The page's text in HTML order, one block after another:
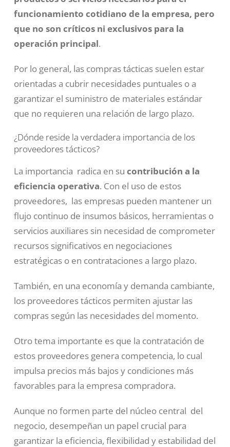
funcionamiento cotidiano de la empresa, pero
que no son críticos ni exclusivos para la
operación principal.
Por lo general, las compras tácticas suelen estar
orientadas a cubrir necesidades puntuales o a
garantizar el suministro de materiales estándar
que no requieren una relación de largo plazo.
¿Dónde reside la verdadera importancia de los
proveedores tácticos?
La importancia radica en su contribución a la
eficiencia operativa. Con el uso de estos
proveedores, las empresas pueden mantener un
flujo continuo de insumos básicos, herramientas o
servicios auxiliares sin necesidad de comprometer
recursos significativos en negociaciones
estratégicas o en contrataciones a largo plazo.
También, en una economía y demanda cambiante,
los proveedores tácticos permiten ajustar las
compras según las necesidades del momento.
Otro tema importante es que la contratación de
estos proveedores genera competencia, lo cual
impulsa precios más bajos y condiciones más
favorables para la empresa compradora.
Aunque no formen parte del núcleo central del
negocio, desempeñan un papel crucial para
garantizar la eficiencia, flexibilidad y estabilidad del